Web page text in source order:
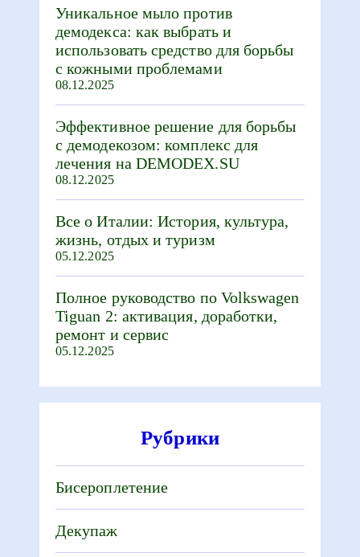
Уникальное мыло против
демодекса: как выбрать и
использовать средство для борьбы
с кожными проблемами
08.12.2025
Эффективное решение для борьбы
с демодекозом: комплекс для
лечения на DEMODEX.SU
08.12.2025
Все о Италии: История, культура,
жизнь, отдых и туризм
05.12.2025
Полное руководство по Volkswagen
Tiguan 2: активация, доработки,
ремонт и сервис
05.12.2025
Рубрики
Бисероплетение
Декупаж